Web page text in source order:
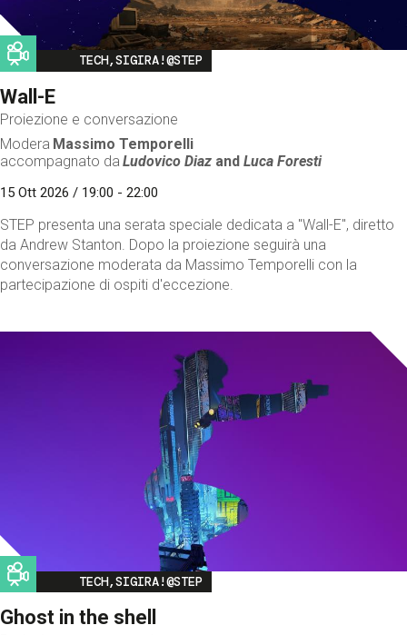
Image
TECH,SIGIRA!@STEP
Wall-E
Proiezione e conversazione
Modera Massimo Temporelli
accompagnato da Ludovico Diaz andLuca Foresti
15 Ott 2026 / 19:00 - 22:00
STEP presenta una serata speciale dedicata a "Wall-E", diretto
da Andrew Stanton. Dopo la proiezione seguirà una
conversazione moderata da Massimo Temporelli con la
partecipazione di ospiti d'eccezione.
Image
TECH,SIGIRA!@STEP
Ghost in the shell